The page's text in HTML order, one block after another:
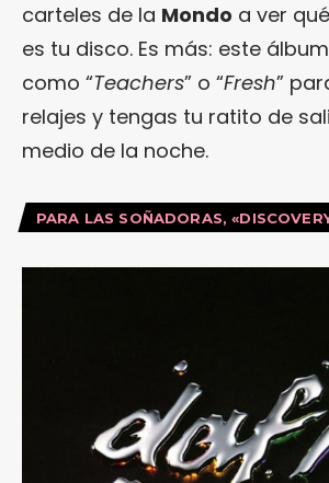
carteles de la Mondo a ver
es tu disco. Es más: este
como “Teachers” o “Fresh”
relajes y tengas tu ratito de
medio de la noche.
PARA LAS SOÑADORAS,